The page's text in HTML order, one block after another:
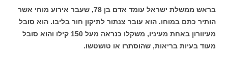
בראש ממשלת ישראל עומד אדם בן 78, שעבר אירוע מוחי אשר
הותיר כתם במוחו. הוא עובר צנתור לתיקון חור בליבו. הוא סובל
מעיוורון באחת מעיניו, משקלו כנראה מעל 150 קילו והוא סובל
מעוד בעיות בריאות, שהוסתרו או טושטשו.